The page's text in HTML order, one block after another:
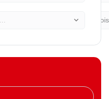
expand_more